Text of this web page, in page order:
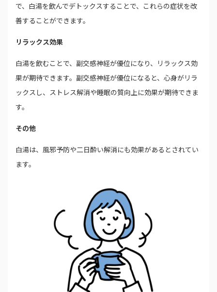
で、白湯を飲んでデトックスすることで、これらの症状を改
善することができます。
リラックス効果
白湯を飲むことで、副交感神経が優位になり、リラックス効
果が期待できます。副交感神経が優位になると、心身がリラ
ックスし、ストレス解消や睡眠の質向上に効果が期待できま
す。
その他
白湯は、風邪予防や二日酔い解消にも効果があるとされてい
ます。